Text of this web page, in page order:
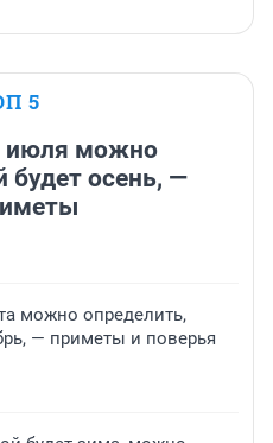
5
июля можно
будет осень, —
можно определить,
— приметы и поверья